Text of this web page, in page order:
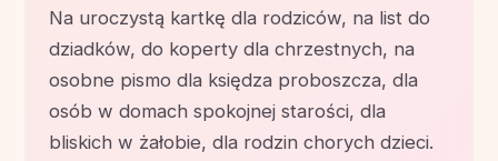
Na uroczystą kartkę dla rodziców, na list do
dziadków, do koperty dla chrzestnych, na
osobne pismo dla księdza proboszcza, dla
osób w domach spokojnej starości, dla
bliskich w żałobie, dla rodzin chorych dzieci.